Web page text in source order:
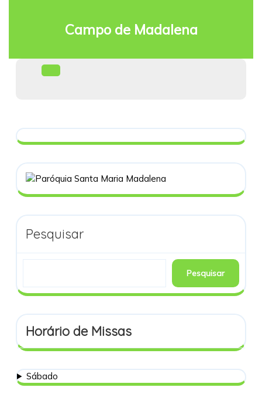
Campo de Madalena
Pesquisar
Pesquisar
Horário de Missas
Sábado